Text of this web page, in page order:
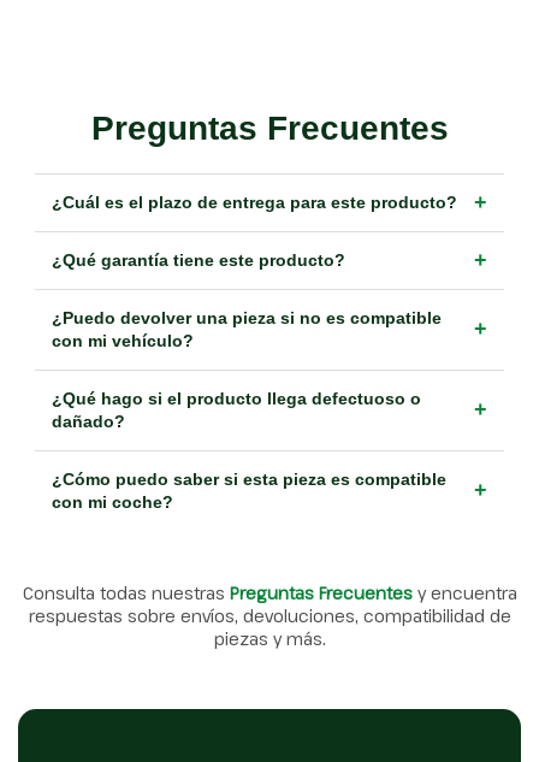
Preguntas Frecuentes
¿Cuál es el plazo de entrega para este producto? +
¿Qué garantía tiene este producto? +
¿Puedo devolver una pieza si no es compatible
con mi vehículo?
+
¿Qué hago si el producto llega defectuoso o
dañado?
+
¿Cómo puedo saber si esta pieza es compatible
con mi coche?
+
Consulta todas nuestras Preguntas Frecuentes y encuentra
respuestas sobre envíos, devoluciones, compatibilidad de
piezas y más.